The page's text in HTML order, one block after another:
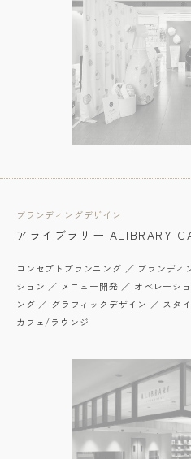
ブランディングデザイン
アライブラリー ALIBRARY
コンセプトプランニング ／ ブランディ
ション ／ メニュー開発 ／ オペレーシ
ング ／ グラフィックデザイン ／ スタ
カフェ/ラウンジ